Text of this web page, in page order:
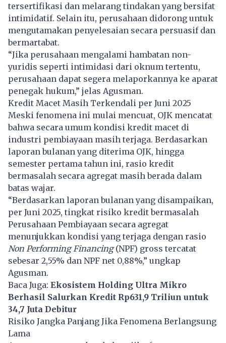
tersertifikasi dan melarang tindakan yang bersifat
intimidatif. Selain itu, perusahaan didorong untuk
mengutamakan penyelesaian secara persuasif dan
bermartabat.
“Jika perusahaan mengalami hambatan non-
yuridis seperti intimidasi dari oknum tertentu,
perusahaan dapat segera melaporkannya ke aparat
penegak hukum,” jelas Agusman.
Kredit Macet Masih Terkendali per Juni 2025
Meski fenomena ini mulai mencuat, OJK mencatat
bahwa secara umum kondisi kredit macet di
industri pembiayaan masih terjaga. Berdasarkan
laporan bulanan yang diterima OJK, hingga
semester pertama tahun ini, rasio kredit
bermasalah secara agregat masih berada dalam
batas wajar.
“Berdasarkan laporan bulanan yang disampaikan,
per Juni 2025, tingkat risiko kredit bermasalah
Perusahaan Pembiayaan secara agregat
menunjukkan kondisi yang terjaga dengan rasio
Non Performing Financing(NPF) gross tercatat
sebesar 2,55% dan NPF net 0,88%,” ungkap
Agusman.
Baca Juga: Ekosistem Holding Ultra Mikro
Berhasil Salurkan Kredit Rp631,9 Triliun untuk
34,7 Juta Debitur
Risiko Jangka Panjang Jika Fenomena Berlangsung
Lama